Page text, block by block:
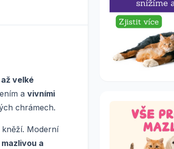
velké
a vivními
chrámech.
Moderní
a